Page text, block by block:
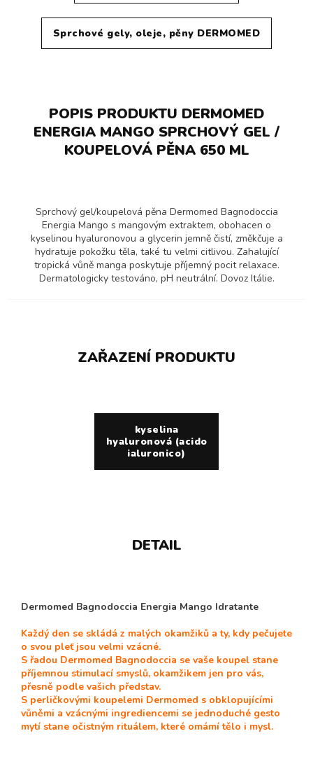
Sprchové gely, oleje, pěny DERMOMED
POPIS PRODUKTU DERMOMED
ENERGIA MANGO SPRCHOVÝ GEL /
KOUPELOVÁ PĚNA 650 ML
Sprchový gel/koupelová pěna Dermomed Bagnodoccia
Energia Mango s mangovým extraktem, obohacen o
kyselinou hyaluronovou a glycerin jemně čistí, změkčuje a
hydratuje pokožku těla, také tu velmi citlivou. Zahalující
tropická vůně manga poskytuje příjemný pocit relaxace.
Dermatologicky testováno, pH neutrální. Dovoz Itálie.
ZAŘAZENÍ PRODUKTU
kyselina
hyaluronová (acido
ialuronico)
DETAIL
Dermomed Bagnodoccia Energia Mango Idratante
Každý den se skládá z malých okamžiků a ty, kdy pečujete
o svou pleť jsou velmi vzácné.
S řadou Dermomed Bagnodoccia se vaše koupel stane
příjemnou stimulací smyslů, okamžikem jen pro vás,
přesně podle vašich představ.
S perličkovými koupelemi Dermomed s obklopujícími
vůněmi a vzácnými ingrediencemi se jednoduché gesto
mytí stane očistným rituálem, které omámí tělo i mysl.